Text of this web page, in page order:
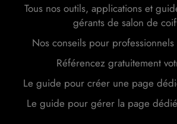
Tous nos outils, applications et
gérants de salon de
Nos conseils pour
Référencez gratuitement
Le guide pour créer une page
Le guide pour gérer la page